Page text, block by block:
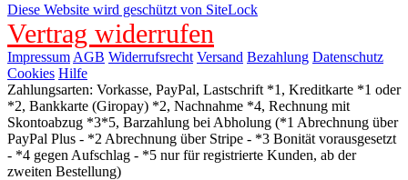
Diese Website wird geschützt von SiteLock
Vertrag widerrufen
Impressum AGB Widerrufsrecht Versand Bezahlung Datenschutz
Cookies Hilfe
Zahlungsarten: Vorkasse, PayPal, Lastschrift *1, Kreditkarte *1 oder
*2, Bankkarte (Giropay) *2, Nachnahme *4, Rechnung mit
Skontoabzug *3*5, Barzahlung bei Abholung (*1 Abrechnung über
PayPal Plus - *2 Abrechnung über Stripe - *3 Bonität vorausgesetzt
- *4 gegen Aufschlag - *5 nur für registrierte Kunden, ab der
zweiten Bestellung)